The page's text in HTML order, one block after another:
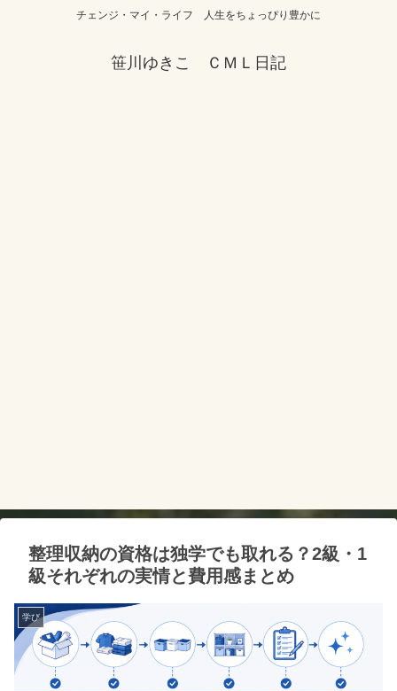
チェンジ・マイ・ライフ 人生をちょっぴり豊かに
笹川ゆきこ ＣＭＬ日記
整理収納の資格は独学でも取れる？2級・1
級それぞれの実情と費用感まとめ
学び